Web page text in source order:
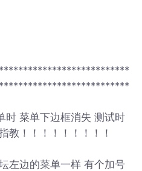
时 菜单下边框消失 测试时
教！！！！！！！！！
左边的菜单一样 有个加号